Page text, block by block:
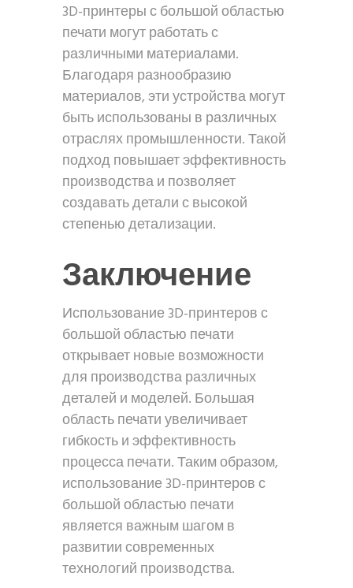
3D-принтеры с большой областью
печати могут работать с
различными материалами.
Благодаря разнообразию
материалов, эти устройства могут
быть использованы в различных
отраслях промышленности. Такой
подход повышает эффективность
производства и позволяет
создавать детали с высокой
степенью детализации.
Заключение
Использование 3D-принтеров с
большой областью печати
открывает новые возможности
для производства различных
деталей и моделей. Большая
область печати увеличивает
гибкость и эффективность
процесса печати. Таким образом,
использование 3D-принтеров с
большой областью печати
является важным шагом в
развитии современных
технологий производства.